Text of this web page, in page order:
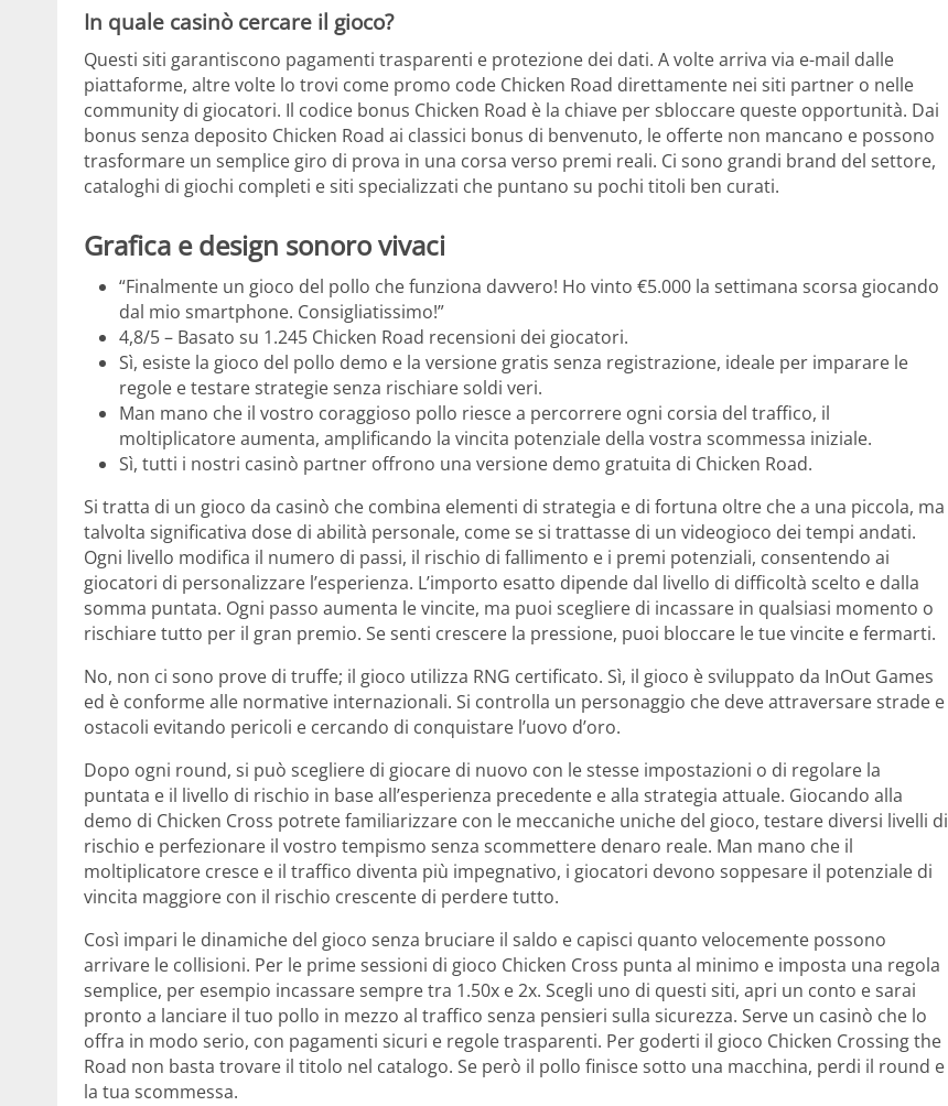
In quale casinò cercare il gioco?
Questi siti garantiscono pagamenti trasparenti e protezione dei dati. A volte arriva via e-mail dalle
piattaforme, altre volte lo trovi come promo code Chicken Road direttamente nei siti partner o nelle
community di giocatori. Il codice bonus Chicken Road è la chiave per sbloccare queste opportunità. Dai
bonus senza deposito Chicken Road ai classici bonus di benvenuto, le offerte non mancano e possono
trasformare un semplice giro di prova in una corsa verso premi reali. Ci sono grandi brand del settore,
cataloghi di giochi completi e siti specializzati che puntano su pochi titoli ben curati.
Grafica e design sonoro vivaci
“Finalmente un gioco del pollo che funziona davvero! Ho vinto €5.000 la settimana scorsa giocando
dal mio smartphone. Consigliatissimo!”
4,8/5 – Basato su 1.245 Chicken Road recensioni dei giocatori.
Sì, esiste la gioco del pollo demo e la versione gratis senza registrazione, ideale per imparare le
regole e testare strategie senza rischiare soldi veri.
Man mano che il vostro coraggioso pollo riesce a percorrere ogni corsia del traffico, il
moltiplicatore aumenta, amplificando la vincita potenziale della vostra scommessa iniziale.
Sì, tutti i nostri casinò partner offrono una versione demo gratuita di Chicken Road.
Si tratta di un gioco da casinò che combina elementi di strategia e di fortuna oltre che a una piccola, ma
talvolta significativa dose di abilità personale, come se si trattasse di un videogioco dei tempi andati.
Ogni livello modifica il numero di passi, il rischio di fallimento e i premi potenziali, consentendo ai
giocatori di personalizzare l’esperienza. L’importo esatto dipende dal livello di difficoltà scelto e dalla
somma puntata. Ogni passo aumenta le vincite, ma puoi scegliere di incassare in qualsiasi momento o
rischiare tutto per il gran premio. Se senti crescere la pressione, puoi bloccare le tue vincite e fermarti.
No, non ci sono prove di truffe; il gioco utilizza RNG certificato. Sì, il gioco è sviluppato da InOut Games
ed è conforme alle normative internazionali. Si controlla un personaggio che deve attraversare strade e
ostacoli evitando pericoli e cercando di conquistare l’uovo d’oro.
Dopo ogni round, si può scegliere di giocare di nuovo con le stesse impostazioni o di regolare la
puntata e il livello di rischio in base all’esperienza precedente e alla strategia attuale. Giocando alla
demo di Chicken Cross potrete familiarizzare con le meccaniche uniche del gioco, testare diversi livelli di
rischio e perfezionare il vostro tempismo senza scommettere denaro reale. Man mano che il
moltiplicatore cresce e il traffico diventa più impegnativo, i giocatori devono soppesare il potenziale di
vincita maggiore con il rischio crescente di perdere tutto.
Così impari le dinamiche del gioco senza bruciare il saldo e capisci quanto velocemente possono
arrivare le collisioni. Per le prime sessioni di gioco Chicken Cross punta al minimo e imposta una regola
semplice, per esempio incassare sempre tra 1.50x e 2x. Scegli uno di questi siti, apri un conto e sarai
pronto a lanciare il tuo pollo in mezzo al traffico senza pensieri sulla sicurezza. Serve un casinò che lo
offra in modo serio, con pagamenti sicuri e regole trasparenti. Per goderti il gioco Chicken Crossing the
Road non basta trovare il titolo nel catalogo. Se però il pollo finisce sotto una macchina, perdi il round e
la tua scommessa.